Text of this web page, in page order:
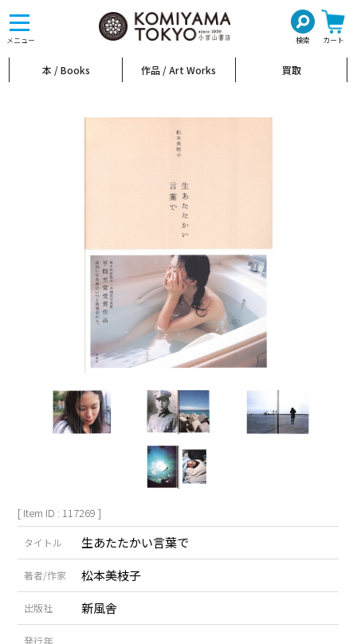
メニュー 検索 カート
toggle
navigation
本 / Books 作品 / Art Works 買取
[ Item ID : 117269 ]
タイトル 生あたたかい言葉で
著者/作家 松本美枝子
出版社 新風舎
発行年